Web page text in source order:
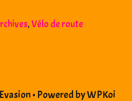
,Vélo de route
• Powered byWPKoi